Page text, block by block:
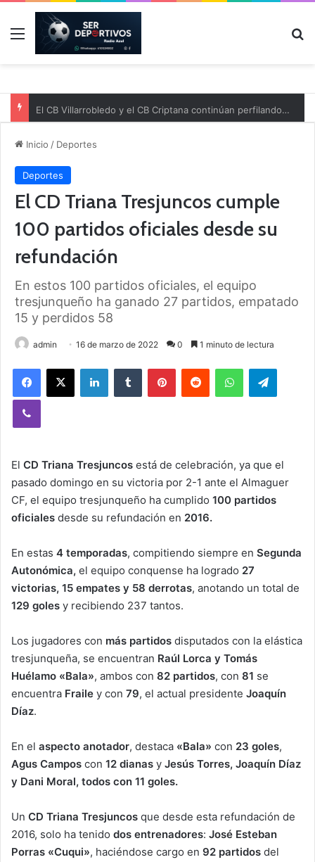
Menú
Inicio / Deportes
Deportes
El CD Triana Tresjuncos cumple
100 partidos oficiales desde su
refundación
En estos 100 partidos oficiales, el equipo
tresjunqueño ha ganado 27 partidos, empatado
15 y perdidos 58
admin 16 de marzo de 2022 0 1 minuto de lectura
El CD Triana Tresjuncos está de celebración, ya que el
pasado domingo en su victoria por 2-1 ante el Almaguer
CF, el equipo tresjunqueño ha cumplido 100 partidos
oficiales desde su refundación en 2016.
En estas 4 temporadas, compitiendo siempre en Segunda
Autonómica, el equipo conquense ha logrado 27
victorias, 15 empates y 58 derrotas, anotando un total de
129 goles y recibiendo 237 tantos.
Los jugadores con más partidos disputados con la elástica
tresjunqueña, se encuentran Raúl Lorca y Tomás
Huélamo «Bala», ambos con 82 partidos, con 81 se
encuentra Fraile y con 79, el actual presidente Joaquín
Díaz.
En el aspecto anotador, destaca «Bala» con 23 goles,
Agus Campos con 12 dianas y Jesús Torres, Joaquín Díaz
y Dani Moral, todos con 11 goles.
Un CD Triana Tresjuncos que desde esta refundación de
2016, solo ha tenido dos entrenadores: José Esteban
Porras «Cuqui», haciéndose cargo en 92 partidos del